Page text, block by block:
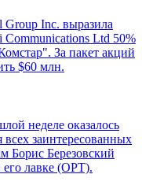
Group Inc. выразила
Communications Ltd 50%
За пакет акций
$60 млн.
неделе оказалось
заинтересованных
Борис Березовский
его лавке (ОРТ).